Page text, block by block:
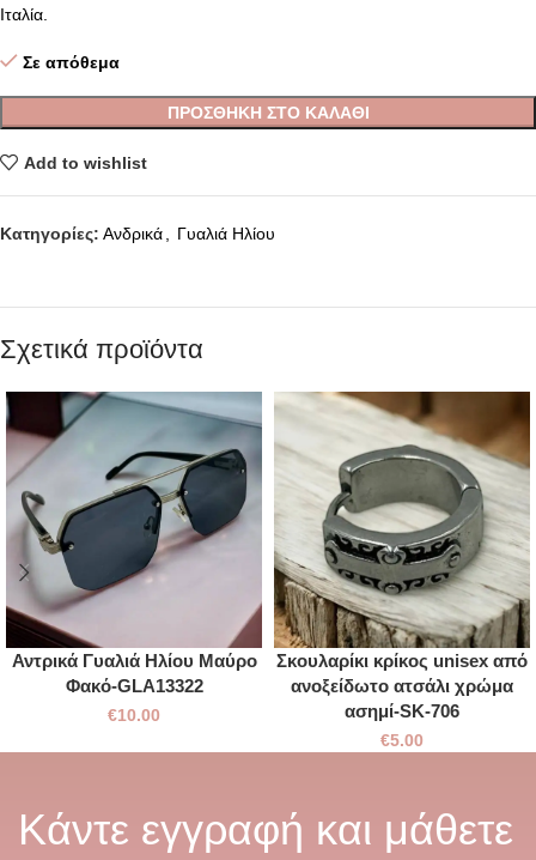
Ιταλία.
Σε απόθεμα
ΠΡΟΣΘΉΚΗ ΣΤΟ ΚΑΛΆΘΙ
Add to wishlist
Κατηγορίες: Ανδρικά, Γυαλιά Ηλίου
Σχετικά προϊόντα
Αντρικά Γυαλιά Ηλίου Μαύρο
Φακό-GLA13322
€10.00
Σκουλαρίκι κρίκος unisex από
ανοξείδωτο ατσάλι χρώμα
ασημί-SK-706
€5.00
Κάντε εγγραφή και μάθετε